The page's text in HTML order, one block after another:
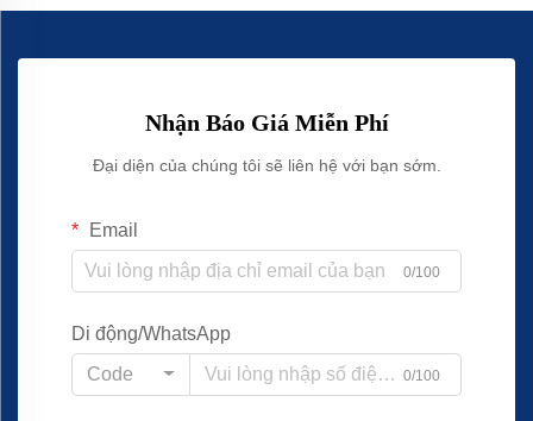
Nhận Báo Giá Miễn Phí
Đại diện của chúng tôi sẽ liên hệ với bạn sớm.
Email
0/100
Di động/WhatsApp
Code
0/100